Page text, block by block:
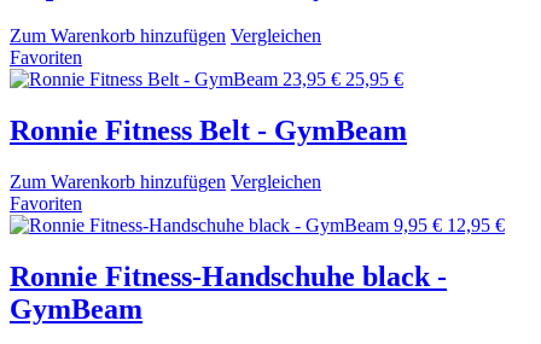
Zum Warenkorb hinzufügen Vergleichen
Favoriten
23,95 € 25,95 €
Ronnie Fitness Belt - GymBeam
Zum Warenkorb hinzufügen Vergleichen
Favoriten
9,95 € 12,95 €
Ronnie Fitness-Handschuhe black -
GymBeam